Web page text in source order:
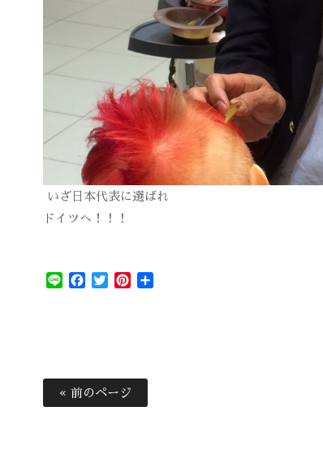
いざ日本代表に選ばれ
ドイツへ！！！
Line Facebook
TwitterPinterest
« 前のページ